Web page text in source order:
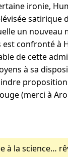
ironie,
satirique
un nouveau
est confronté à
de cette
à sa
(merci à
à la science…